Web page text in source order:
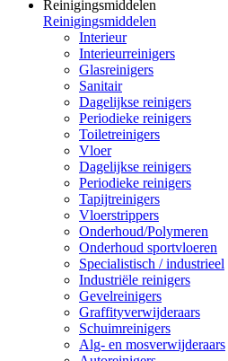
Reinigingsmiddelen
Reinigingsmiddelen
Interieur
Interieurreinigers
Glasreinigers
Sanitair
Dagelijkse reinigers
Periodieke reinigers
Toiletreinigers
Vloer
Dagelijkse reinigers
Periodieke reinigers
Tapijtreinigers
Vloerstrippers
Onderhoud/Polymeren
Onderhoud sportvloeren
Specialistisch / industrieel
Industriële reinigers
Gevelreinigers
Graffityverwijderaars
Schuimreinigers
Alg- en mosverwijderaars